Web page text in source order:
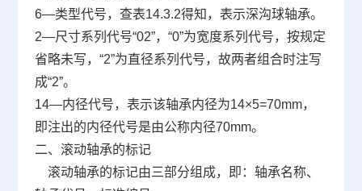
6—类型代号，查表14.3.2得知，表示深沟球轴承。
2—尺寸系列代号“02”，“0”为宽度系列代号，按规定
省略未写，“2”为直径系列代号，故两者组合时注写
成“2”。
14—内径代号，表示该轴承内径为14×5=70mm，
即注出的内径代号是由公称内径70mm。
二、滚动轴承的标记
滚动轴承的标记由三部分组成，即：轴承名称、